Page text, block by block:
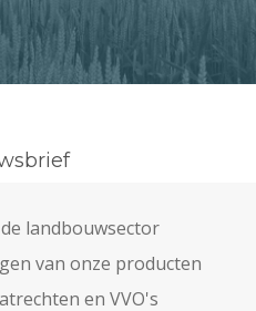
landbouwsector
van onze producten
en VVO's